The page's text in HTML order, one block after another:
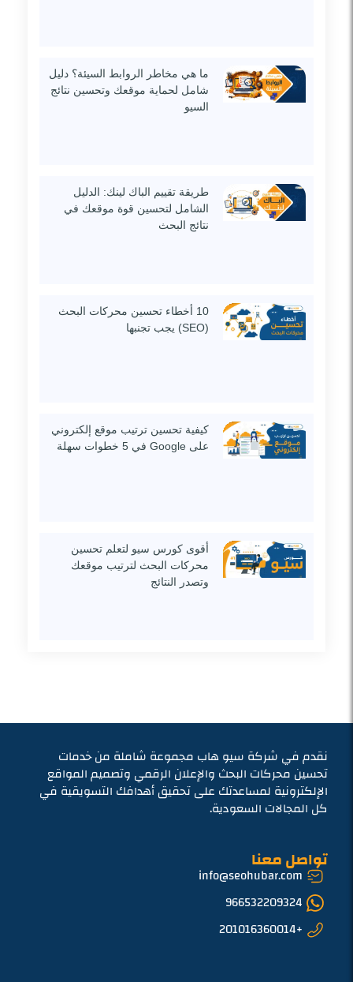
ما هي مخاطر الروابط السيئة؟ دليل
شامل لحماية موقعك وتحسين نتائج
السيو
طريقة تقييم الباك لينك: الدليل
الشامل لتحسين قوة موقعك في
نتائج البحث
10 أخطاء تحسين محركات البحث
(SEO) يجب تجنبها
كيفية تحسين ترتيب موقع إلكتروني
على Google في 5 خطوات سهلة
أقوى كورس سيو لتعلم تحسين
محركات البحث لترتيب موقعك
وتصدر النتائج
نقدم في شركة سيو هاب مجموعة شاملة من خدمات
تحسين محركات البحث والإعلان الرقمي وتصميم المواقع
الإلكترونية لمساعدتك على تحقيق أهدافك التسويقية في
كل المجالات السعودية.
تواصل معنا
info@seohubar.com
966532209324
+201016360014